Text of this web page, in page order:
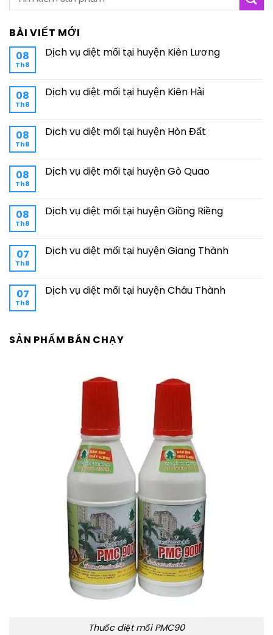
BÀI VIẾT MỚI
08
Th8
Dịch vụ diệt mối tại huyện Kiên Lương
08
Th8
Dịch vụ diệt mối tại huyện Kiên Hải
08
Th8
Dịch vụ diệt mối tại huyện Hòn Đất
08
Th8
Dịch vụ diệt mối tại huyện Gò Quao
08
Th8
Dịch vụ diệt mối tại huyện Giồng Riềng
07
Th8
Dịch vụ diệt mối tại huyện Giang Thành
07
Th8
Dịch vụ diệt mối tại huyện Châu Thành
SẢN PHẨM BÁN CHẠY
Thuốc diệt mối PMC90